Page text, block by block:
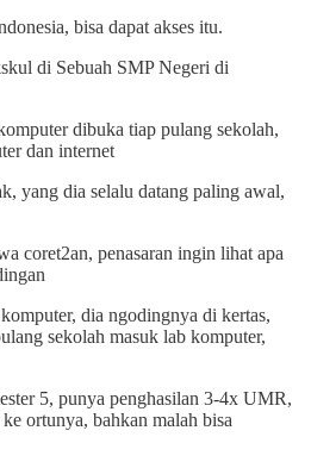
bisa dapat akses itu.
di Sebuah SMP Negeri di
dibuka tiap pulang sekolah,
dan internet
yang dia selalu datang paling awal,
coret2an, penasaran ingin lihat apa
dia ngodingnya di kertas,
sekolah masuk lab komputer,
5, punya penghasilan 3-4x UMR,
ortunya, bahkan malah bisa